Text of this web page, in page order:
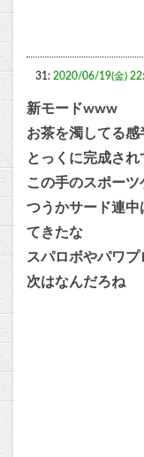
31: 2020/06/19(金)
新モードwww
お茶を濁してる感
とっくに完成さ
この手のスポー
つうかサード連
てきたな
スパロボやパワ
次はなんだろね